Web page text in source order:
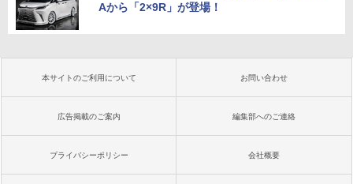
Aから「2×9R」が登場！
本サイトのご利用について お問い合わせ
広告掲載のご案内 編集部へのご連絡
プライバシーポリシー 会社概要